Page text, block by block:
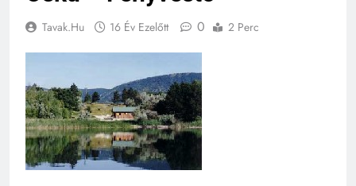
Tavak.hu 16 Év Ezelőtt 0 2 Perc